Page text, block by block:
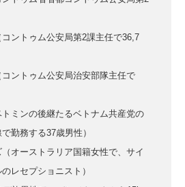
コントゥム公安局第2課主任で36,7
コントゥム公安局治安部隊主任で
トミンの後継たるベトナム共産党の
勤務する37歳男性）
（オーストラリア国籍女性で、サイ
レセプショニスト）